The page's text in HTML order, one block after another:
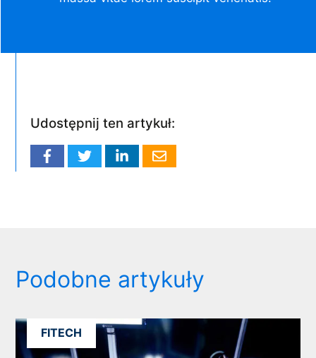
Udostępnij ten artykuł:
Podobne artykuły
FITECH